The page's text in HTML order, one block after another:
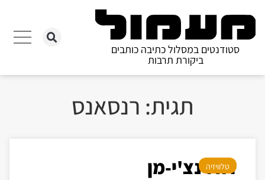
סטודנטים במסלול כתיבה כותבים
ביקורת תרבות
תגית: רנסאנס
טלוויזיה
דה וינצ'י-מן